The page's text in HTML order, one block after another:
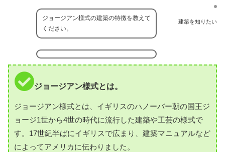
建築を知りたい
ジョージアン様式の建築の特徴を教えて
ください。
ジョージアン様式とは。
ジョージアン様式とは、イギリスのハノーバー朝の国王ジ
ョージ1世から4世の時代に流行した建築や工芸の様式で
す。17世紀半ばにイギリスで広まり、建築マニュアルなど
によってアメリカに伝わりました。